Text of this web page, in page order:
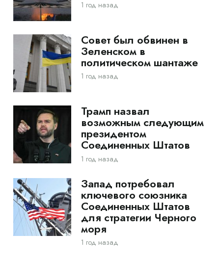
1 год назад
Совет был обвинен в
Зеленском в
политическом шантаже
1 год назад
Трамп назвал
возможным следующим
президентом
Соединенных Штатов
1 год назад
Запад потребовал
ключевого союзника
Соединенных Штатов
для стратегии Черного
моря
1 год назад